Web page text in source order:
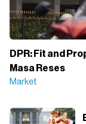
DPR: Fit and
Masa Reses
Market